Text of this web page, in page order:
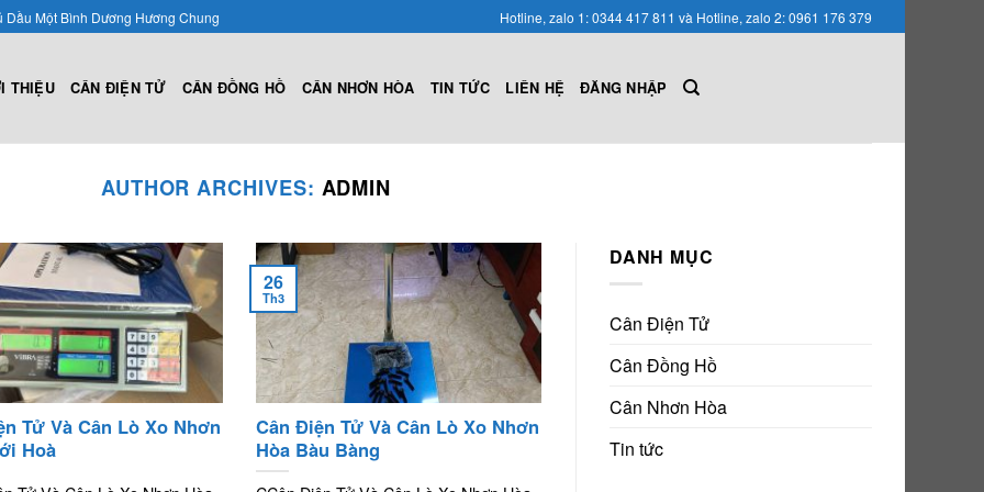
Một Bình Dương Hương Chung Hotline, zalo 1: 0344 417 811 và Hotline, zalo 2: 0961 176 379
THIỆU CÂN ĐIỆN TỬ CÂN ĐỒNG HỒ CÂN NHƠN HÒA TIN TỨC LIÊN HỆ ĐĂNG NHẬP
AUTHOR ARCHIVES: ADMIN
Tử Và Cân Lò Xo Nhơn
Hoà
Cân Điện Tử Và Cân Lò Xo Nhơn
Hòa Bàu Bàng
26
Th3
DANH MỤC
Cân Điện Tử
Cân Đồng Hồ
Cân Nhơn Hòa
Tin tức